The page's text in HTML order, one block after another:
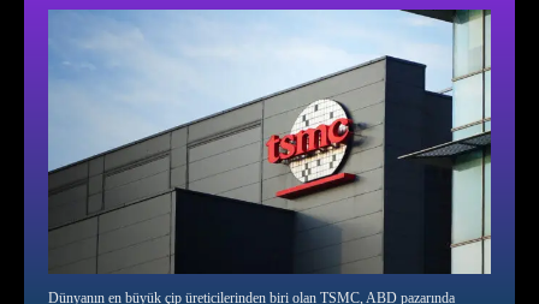
Dünyanın en büyük çip üreticilerinden biri olan TSMC, ABD pazarında